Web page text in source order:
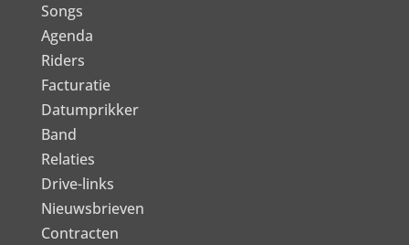
Songs
Agenda
Riders
Facturatie
Datumprikker
Band
Relaties
Drive-links
Nieuwsbrieven
Contracten